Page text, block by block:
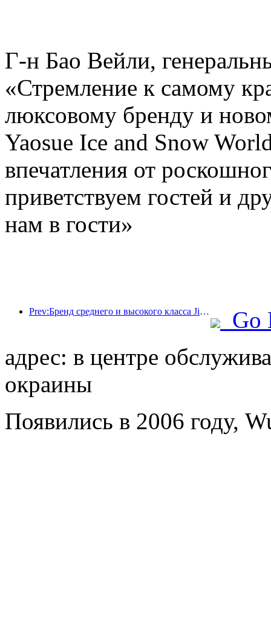
Г-н Бао Вейли,
«Стремление к самому
люксовому бренду и
Yaosue Ice and Snow
впечатления от
приветствуем гостей и
нам в гости»
Prev:Бренд среднего и высокого класса Jingsheng Hotel официально отправляется в плавание, открывая новую модель интеграции киберспорта, культуры и туризма.
Go
адрес: в центре
окраины
Появились в 2006 году,